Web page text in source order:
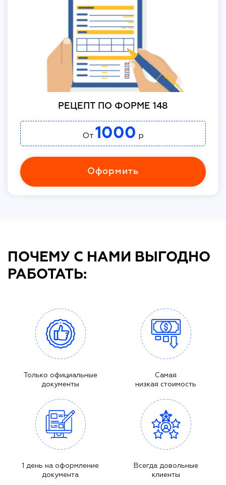
РЕЦЕПТ ПО ФОРМЕ 148
От 1000 р
Оформить
ПОЧЕМУ С НАМИ ВЫГОДНО
РАБОТАТЬ:
Только официальные
документы
Самая
низкая стоимость
1 день на оформление
документа
Всегда довольные
клиенты